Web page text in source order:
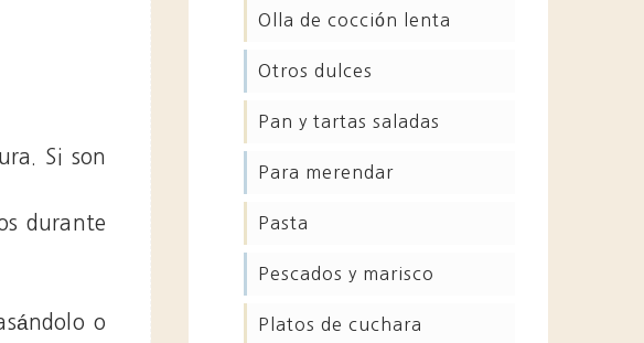
Si son
durante
o
olla de cocción lenta
otros dulces
pan y tartas saladas
para merendar
pasta
pescados y marisco
platos de cuchara